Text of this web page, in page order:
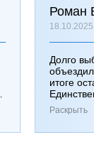
Роман
18.10.2025
Долго
итоге
Раскрыть